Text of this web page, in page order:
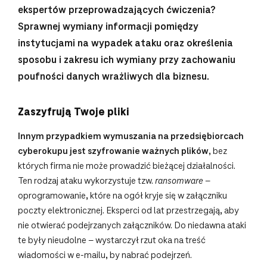
ekspertów przeprowadzających ćwiczenia?
Sprawnej wymiany informacji pomiędzy
instytucjami na wypadek ataku oraz określenia
sposobu i zakresu ich wymiany przy zachowaniu
poufności danych wrażliwych dla biznesu.
Zaszyfrują Twoje pliki
Innym przypadkiem wymuszania na przedsiębiorcach
cyberokupu jest szyfrowanie ważnych plików, bez
których firma nie może prowadzić bieżącej działalności.
Ten rodzaj ataku wykorzystuje tzw. ransomware–
oprogramowanie, które na ogół kryje się w załączniku
poczty elektronicznej. Eksperci od lat przestrzegają, aby
nie otwierać podejrzanych załączników. Do niedawna ataki
te były nieudolne – wystarczył rzut oka na treść
wiadomości w e-mailu, by nabrać podejrzeń.